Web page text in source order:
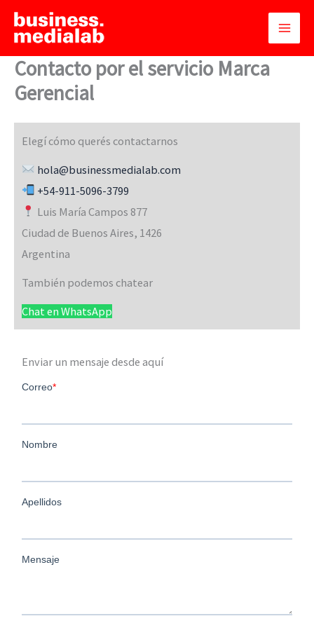
Contacto por el servicio Marca
Gerencial
Elegí cómo querés contactarnos
hola@businessmedialab.com
+54-911-5096-3799
Luis María Campos 877
Ciudad de Buenos Aires, 1426
Argentina
También podemos chatear
Chat en WhatsApp
Enviar un mensaje desde aquí